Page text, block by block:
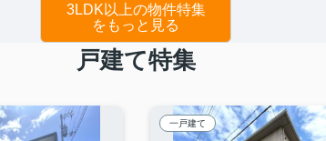
3LDK以上の物件特集
をもっと見る
戸建て特集
一戸建て